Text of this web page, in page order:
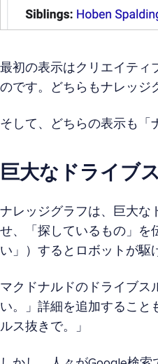
最初の表示はクリエイティ
のです。どちらもナレッジ
そして、どちらの表示も「
巨大なドライブ
ナレッジグラフは、巨大な
せ、「探しているもの」を
い」）するとロボットが駆
マクドナルドのドライブス
い。」詳細を追加すること
ルス抜きで。」